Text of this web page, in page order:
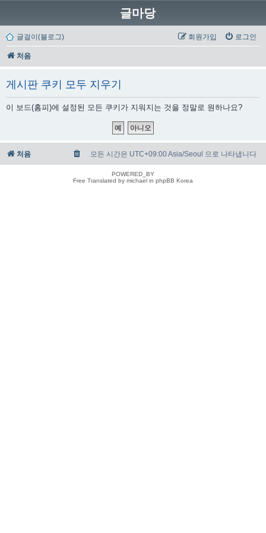
글마당
글걸이(블로그) 로그인
회원가입
처음
게시판 쿠키 모두 지우기
이 보드(홈피)에 설정된 모든 쿠키가 지워지는 것을 정말로 원하나요?
처음 모든 시간은 UTC+09:00 Asia/Seoul 으로 나타냅니다
POWERED_BY
Free Translated by michael in phpBB Korea